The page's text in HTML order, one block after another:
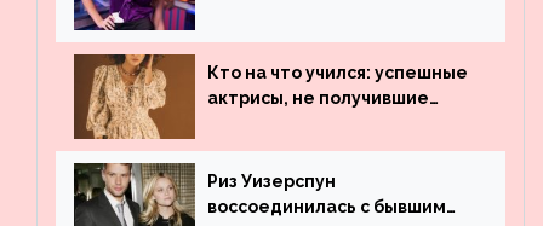
популярности и выложила
архивные фото
Кто на что учился: успешные
актрисы, не получившие
Риз Уизерспун
воссоединилась с бывшим